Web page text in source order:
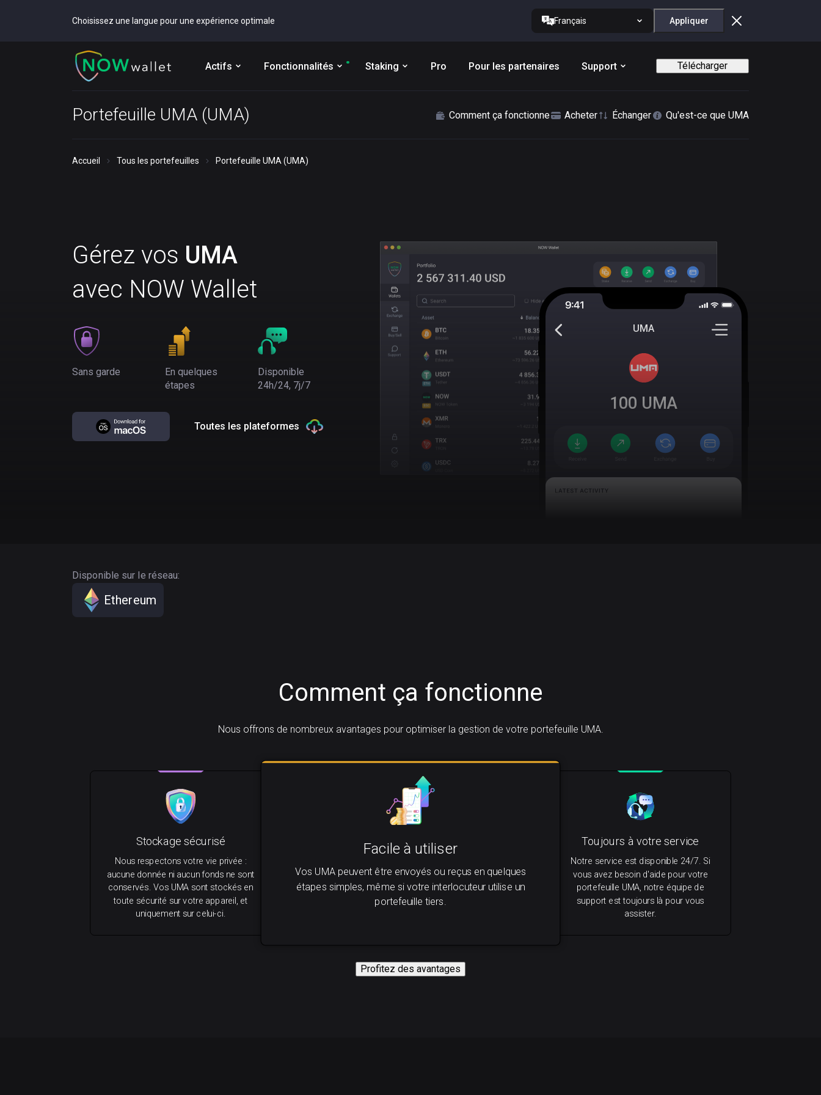
Choisissez une langue pour une expérience optimale Français Appliquer
Actifs Fonctionnalités Staking Pro Pour les partenaires Support Télécharger
Portefeuille UMA (UMA) Comment ça fonctionne Acheter Échanger Qu'est-ce que UMA
Accueil Tous les portefeuilles Portefeuille UMA (UMA)
Gérez vos UMA
avec NOW Wallet
Sans garde
En quelques
étapes
Disponible
24h/24, 7j/7
Toutes les plateformes
UMA
100 UMA
Disponible sur le réseau:
Ethereum
Comment ça fonctionne
Nous offrons de nombreux avantages pour optimiser la gestion de votre portefeuille UMA.
Facile à utiliser
Vos UMA peuvent être envoyés ou reçus en quelques
étapes simples, même si votre interlocuteur utilise un
portefeuille tiers.
Toujours à votre service
Notre service est disponible 24/7. Si
vous avez besoin d'aide pour votre
portefeuille UMA, notre équipe de
support est toujours là pour vous
assister.
Stockage sécurisé
Nous respectons votre vie privée :
aucune donnée ni aucun fonds ne sont
conservés. Vos UMA sont stockés en
toute sécurité sur votre appareil, et
uniquement sur celui-ci.
Profitez des avantages